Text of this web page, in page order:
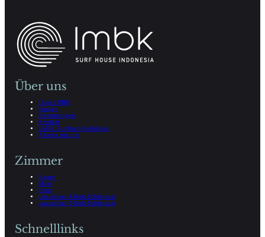
Über uns
Über LMBK
Fragen
Bewertungen
Kontakt
LMBK Surfbrett-Kollektion
Arbeite mit uns
Zimmer
Seger
Mawi
Ekas
Luxuriöser 4-Bett-Schlafsaal
Luxuriöser 6-Bett-Schlafsaal
Schnelllinks